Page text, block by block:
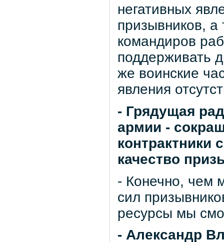
негативных
призывников,
командиров
поддерживать
же воинские
явления
- Грядущая
армии -
контрактники
качество
- Конечно, чем
сил
ресурсы мы
- Александр